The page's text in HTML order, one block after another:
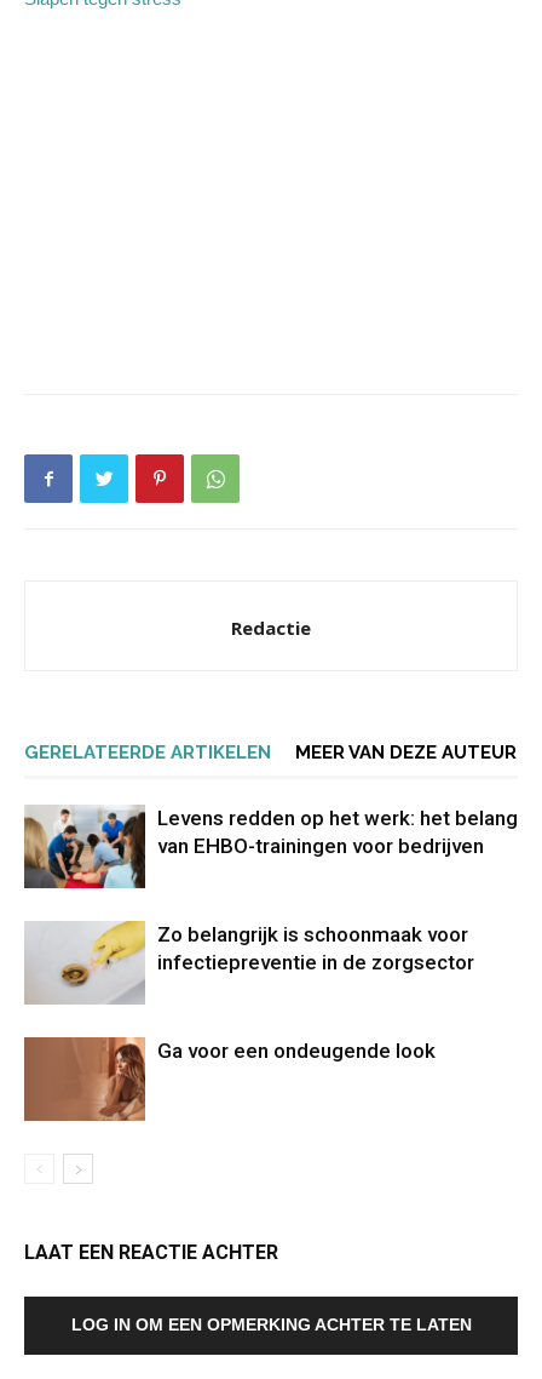
Redactie
GERELATEERDE ARTIKELEN MEER VAN DEZE AUTEUR
Levens redden op het werk: het belang
van EHBO-trainingen voor bedrijven
Zo belangrijk is schoonmaak voor
infectiepreventie in de zorgsector
Ga voor een ondeugende look
LAAT EEN REACTIE ACHTER
LOG IN OM EEN OPMERKING ACHTER TE LATEN